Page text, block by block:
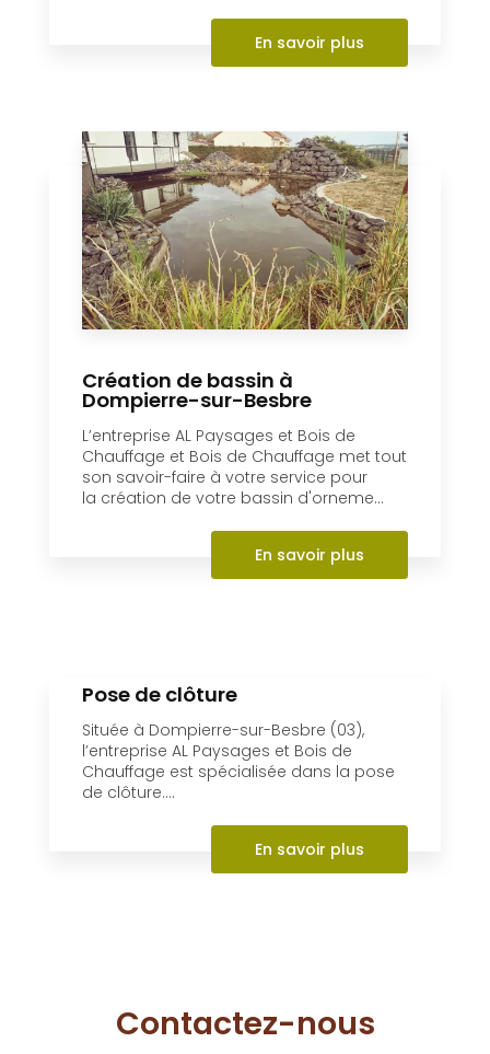
En savoir plus
Création de bassin à
Dompierre-sur-Besbre
L’entreprise AL Paysages et Bois de
Chauffage et Bois de Chauffage met tout
son savoir-faire à votre service pour
la création de votre bassin d'orneme...
En savoir plus
Pose de clôture
Située à Dompierre-sur-Besbre (03),
l’entreprise AL Paysages et Bois de
Chauffage est spécialisée dans la pose
de clôture....
En savoir plus
Contactez-nous